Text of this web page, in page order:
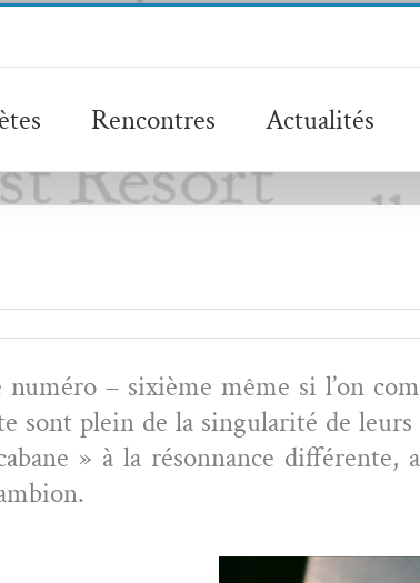
Rencontres Actualités
– six­ième même si l’on
sont plein de la sin­gu­lar­ité de
» à la réson­nance dif­férente,